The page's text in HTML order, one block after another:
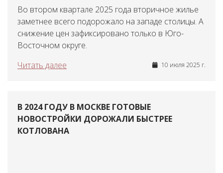
Во втором квартале 2025 года вторичное жилье
заметнее всего подорожало на западе столицы. А
снижение цен зафиксировано только в Юго-
Восточном округе.
Читать далее
10 июля 2025 г.
В 2024 ГОДУ В МОСКВЕ ГОТОВЫЕ
НОВОСТРОЙКИ ДОРОЖАЛИ БЫСТРЕЕ
КОТЛОВАНА